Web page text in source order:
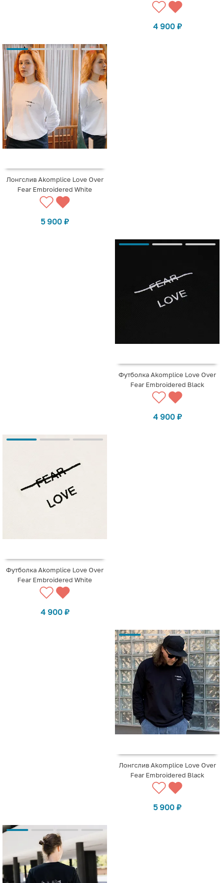
4 900 ₽
Лонгслив Akomplice Love Over
Fear Embroidered White
5 900 ₽
Футболка Akomplice Love Over
Fear Embroidered Black
4 900 ₽
Футболка Akomplice Love Over
Fear Embroidered White
4 900 ₽
Лонгслив Akomplice Love Over
Fear Embroidered Black
5 900 ₽